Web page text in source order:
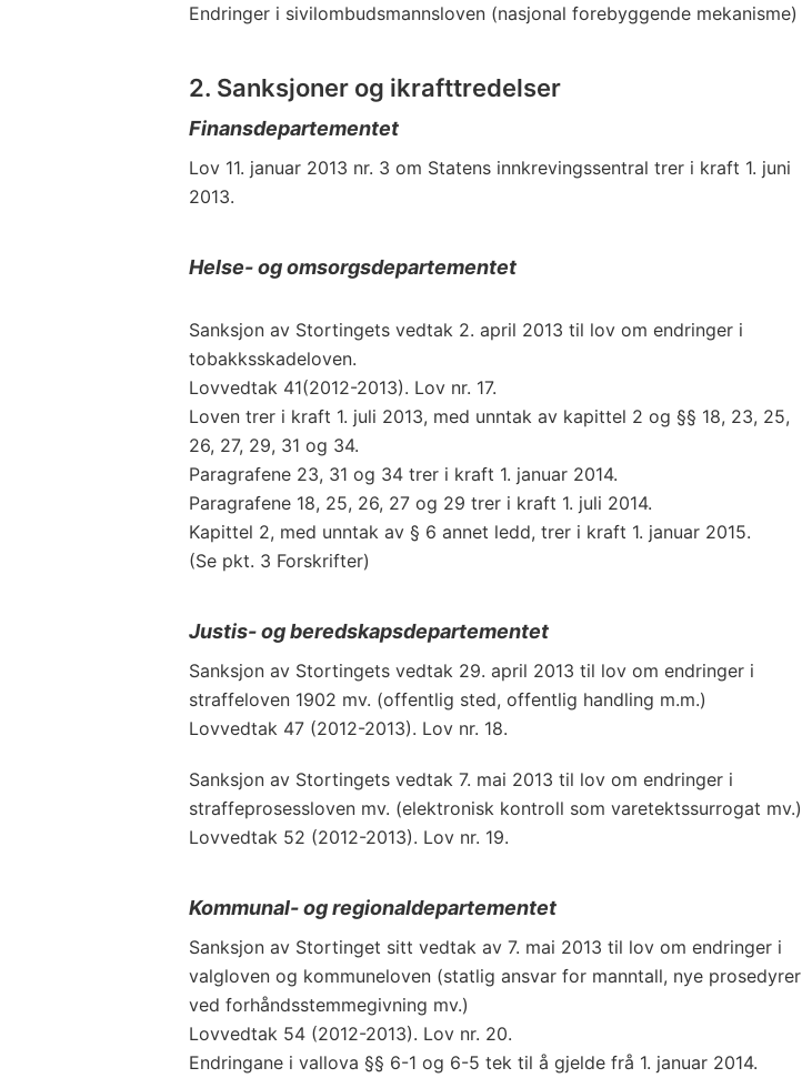
Endringer i sivilombudsmannsloven (nasjonal forebyggende mekanisme)
2. Sanksjoner og ikrafttredelser
Finansdepartementet
Lov 11. januar 2013 nr. 3 om Statens innkrevingssentral trer i kraft 1. juni
2013.
Helse- og omsorgsdepartementet
Sanksjon av Stortingets vedtak 2. april 2013 til lov om endringer i
tobakksskadeloven.
Lovvedtak 41(2012-2013). Lov nr. 17.
Loven trer i kraft 1. juli 2013, med unntak av kapittel 2 og §§ 18, 23, 25,
26, 27, 29, 31 og 34.
Paragrafene 23, 31 og 34 trer i kraft 1. januar 2014.
Paragrafene 18, 25, 26, 27 og 29 trer i kraft 1. juli 2014.
Kapittel 2, med unntak av § 6 annet ledd, trer i kraft 1. januar 2015.
(Se pkt. 3 Forskrifter)
Justis- og beredskapsdepartementet
Sanksjon av Stortingets vedtak 29. april 2013 til lov om endringer i
straffeloven 1902 mv. (offentlig sted, offentlig handling m.m.)
Lovvedtak 47 (2012-2013). Lov nr. 18.
Sanksjon av Stortingets vedtak 7. mai 2013 til lov om endringer i
straffeprosessloven mv. (elektronisk kontroll som varetektssurrogat mv.)
Lovvedtak 52 (2012-2013). Lov nr. 19.
Kommunal- og regionaldepartementet
Sanksjon av Stortinget sitt vedtak av 7. mai 2013 til lov om endringer i
valgloven og kommuneloven (statlig ansvar for manntall, nye prosedyrer
ved forhåndsstemmegivning mv.)
Lovvedtak 54 (2012-2013). Lov nr. 20.
Endringane i vallova §§ 6-1 og 6-5 tek til å gjelde frå 1. januar 2014.